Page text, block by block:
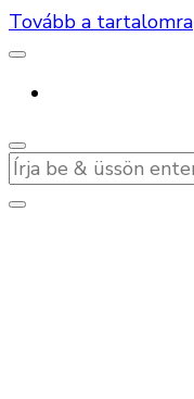
Tovább a tartalomra
Keres
valamit?